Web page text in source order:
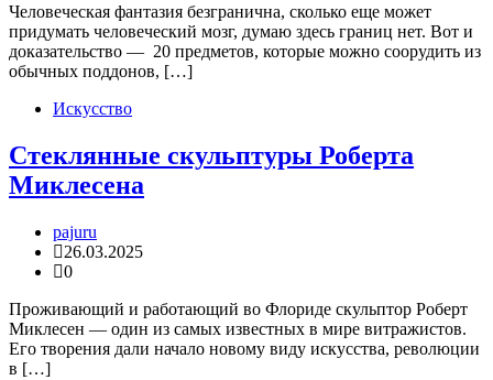
Человеческая фантазия безгранична, сколько еще может
придумать человеческий мозг, думаю здесь границ нет. Вот и
доказательство — 20 предметов, которые можно соорудить из
обычных поддонов, […]
Искусство
Стеклянные скульптуры Роберта
Миклесена
pajuru
26.03.2025
0
Проживающий и работающий во Флориде скульптор Роберт
Миклесен — один из самых известных в мире витражистов.
Его творения дали начало новому виду искусства, революции
в […]